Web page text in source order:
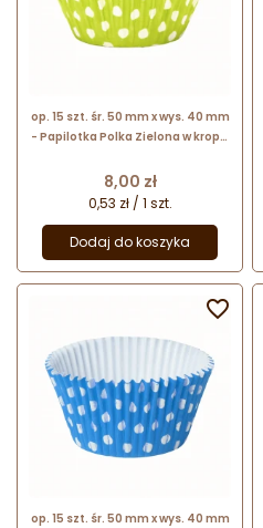
op. 15 szt. śr. 50 mm x wys. 40 mm
- Papilotka Polka Zielona w kropki
do babeczek
Cena
8,00 zł
0,53 zł / 1 szt.
Dodaj do koszyka
op. 15 szt. śr. 50 mm x wys. 40 mm
